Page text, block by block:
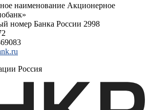
наименование Акционерное
номер Банка России 2998
Россия